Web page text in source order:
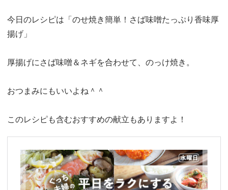
今日のレシピは「のせ焼き簡単！さば味噌たっぷり香味厚
揚げ」
厚揚げにさば味噌＆ネギを合わせて、のっけ焼き。
おつまみにもいいよね＾＾
このレシピも含むおすすめの献立もありますよ！